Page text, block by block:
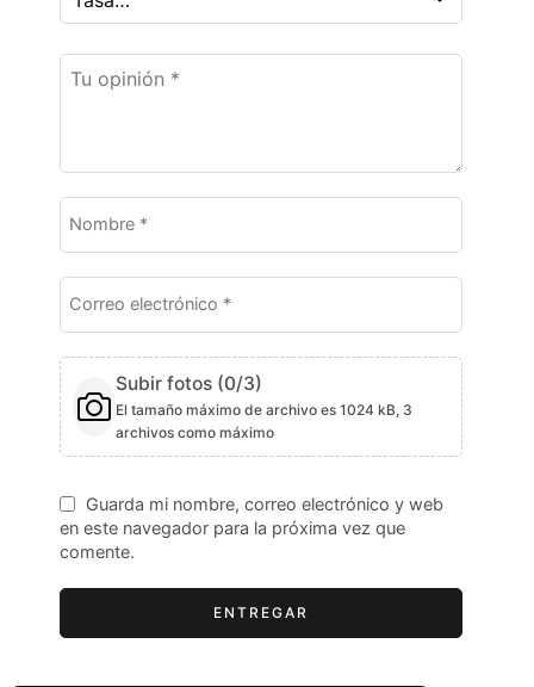
Subir fotos (0/3)
El tamaño máximo de archivo es 1024 kB, 3
archivos como máximo
Guarda mi nombre, correo electrónico y web
en este navegador para la próxima vez que
comente.